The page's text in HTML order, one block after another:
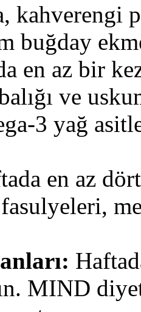
kahverengi
buğday
en az bir
ve
3 yağ
en az
MIND